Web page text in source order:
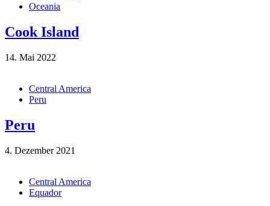
Oceania
Cook Island
14. Mai 2022
Central America
Peru
Peru
4. Dezember 2021
Central America
Equador